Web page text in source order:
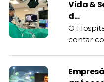
Vida &
d...
O
contar